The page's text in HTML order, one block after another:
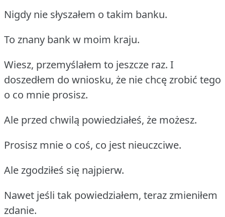
Nigdy nie słyszałem o takim banku.
To znany bank w moim kraju.
Wiesz, przemyślałem to jeszcze raz. I
doszedłem do wniosku, że nie chcę zrobić tego
o co mnie prosisz.
Ale przed chwilą powiedziałeś, że możesz.
Prosisz mnie o coś, co jest nieuczciwe.
Ale zgodziłeś się najpierw.
Nawet jeśli tak powiedziałem, teraz zmieniłem
zdanie.